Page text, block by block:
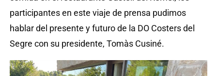
participantes en este viaje de prensa pudimos
hablar del presente y futuro de la DO Costers del
Segre con su presidente, Tomàs Cusiné.